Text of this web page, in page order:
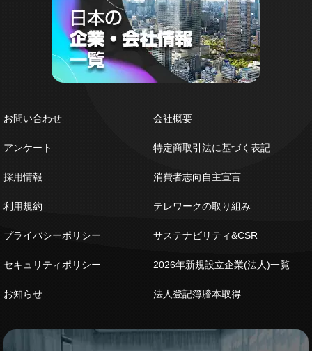
お問い合わせ
アンケート
採用情報
利用規約
プライバシーポリシー
セキュリティポリシー
お知らせ
会社概要
特定商取引法に基づく表記
消費者志向自主宣言
テレワークの取り組み
サステナビリティ&CSR
2026年新規設立企業(法人)一覧
法人登記簿謄本取得